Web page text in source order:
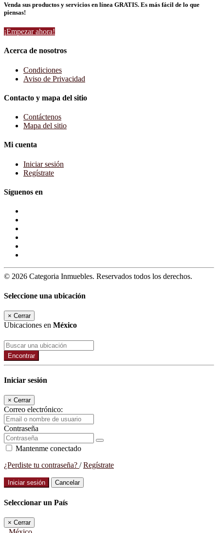
Venda sus productos y servicios en línea GRATIS. Es más fácil de lo que
piensas!
¡Empezar ahora!
Acerca de nosotros
Condiciones
Aviso de Privacidad
Contacto y mapa del sitio
Contáctenos
Mapa del sitio
Mi cuenta
Iniciar sesión
Regístrate
Síguenos en
© 2026 Categoria Inmuebles. Reservados todos los derechos.
Seleccione una ubicación
× Cerrar
Ubicaciones en México
Encontrar
Iniciar sesión
× Cerrar
Correo electrónico:
Contraseña
Mantenme conectado
¿Perdiste tu contraseña? /Regístrate
Iniciar sesión Cancelar
Seleccionar un País
× Cerrar